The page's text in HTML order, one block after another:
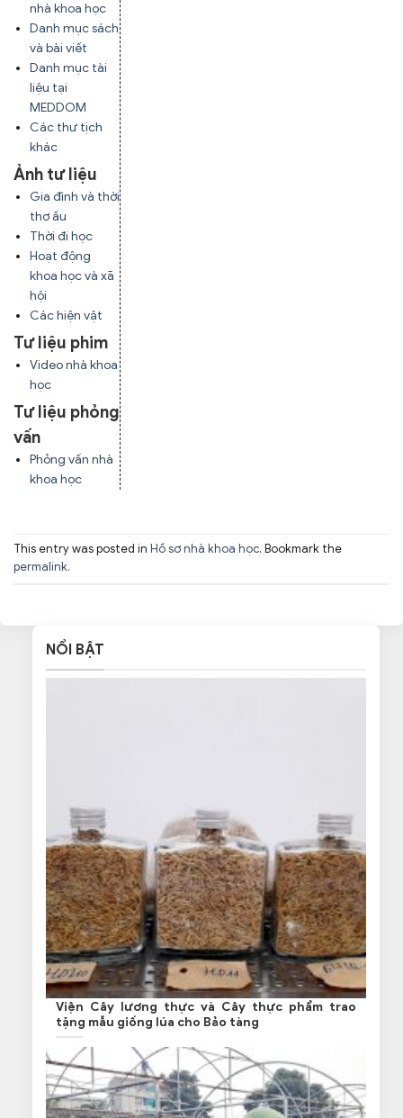
nhà khoa học
Danh mục sách
và bài viết
Danh mục tài
liệu tại
MEDDOM
Các thư tịch
khác
Ảnh tư liệu
Gia đình và thời
thơ ấu
Thời đi học
Hoạt động
khoa học và xã
hội
Các hiện vật
Tư liệu phim
Video nhà khoa
học
Tư liệu phỏng
vấn
Phỏng vấn nhà
khoa học
This entry was posted in Hồ sơ nhà khoa học. Bookmark the
permalink.
NỔI BẬT
Viện Cây lương thực và Cây thực phẩm trao
tặng mẫu giống lúa cho Bảo tàng